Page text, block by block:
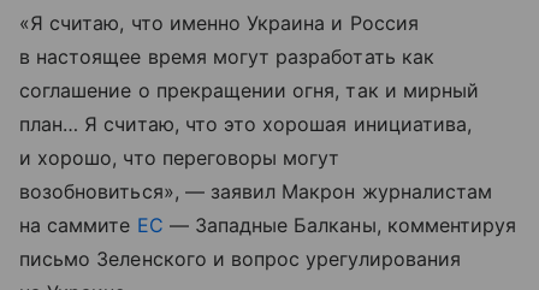
«Я считаю, что именно Украина и Россия
в настоящее время могут разработать как
соглашение о прекращении огня, так и мирный
план… Я считаю, что это хорошая инициатива,
и хорошо, что переговоры могут
возобновиться», — заявил Макрон журналистам
на саммите ЕС — Западные Балканы, комментируя
письмо Зеленского и вопрос урегулирования